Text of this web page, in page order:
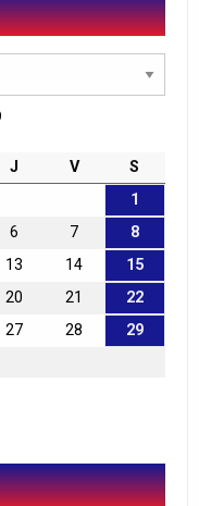
J V
S
1
6 7
8
13 14
15
20 21
22
27 28
29